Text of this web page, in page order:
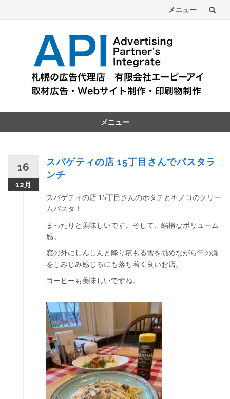
メニュー
メニュー
16
12月
スパゲティの店 15丁目さんでパスタラ
ンチ
スパゲティの店 15丁目さんのホタテとキノコのクリー
ムパスタ！
まったりと美味しいです。そして、結構なボリューム
感。
窓の外にしんしんと降り積もる雪を眺めながら年の瀬
をしみじみ感じるにも落ち着く良いお店。
コーヒーも美味しいですね。